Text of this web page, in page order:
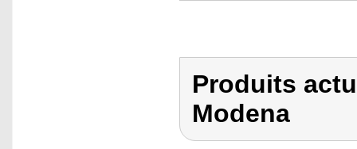
Produits
Modena